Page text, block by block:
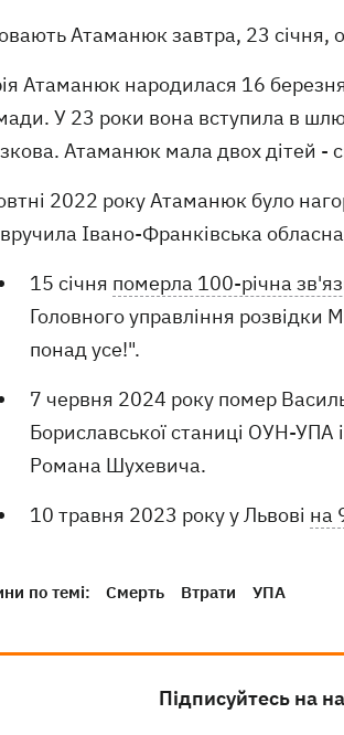
Атаманюк завтра, 23 січня, о
Атаманюк народилася 16
У 23 роки вона вступила в
Атаманюк мала двох дітей -
2022 року Атаманюк було
Івано-Франківська
15 січня померла 100-річна
Головного управління
понад усе!".
7 червня 2024 року помер
Бориславської станиці ОУН-УПА
Романа Шухевича.
10 травня 2023 року у Львові на
по темі: Смерть Втрати УПА
Підписуйтесь на